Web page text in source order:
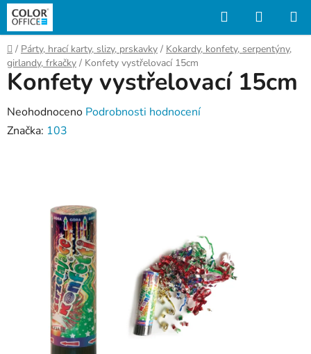
Přejít
obsah
Hledat
KOŠÍK
Domů
/ Párty, hrací karty, slizy, prskavky / Kokardy, konfety, serpentýny,
girlandy, frkačky / Konfety vystřelovací 15cm
Konfety vystřelovací 15cm
Průměrné
hodnocení
hvězdiček.
Neohodnoceno Podrobnosti hodnocení
Značka: 103